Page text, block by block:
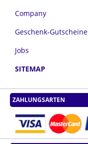
Company
Geschenk-Gutscheine
Jobs
SITEMAP
ZAHLUNGSARTEN